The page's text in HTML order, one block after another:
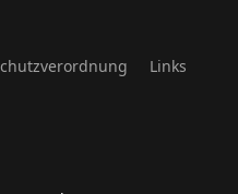
Links